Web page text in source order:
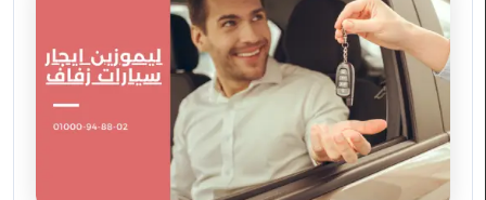
العرب
القاهرة
ليموزين
برج
العرب
دهب